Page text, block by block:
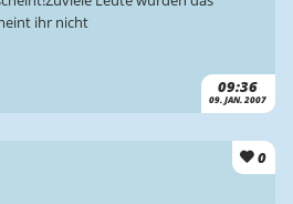
09:36
09. JAN. 2007
ihr nicht
0